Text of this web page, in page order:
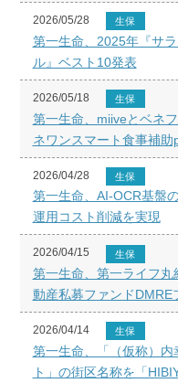
2026/05/28 生保
第一生命、2025年『サ
ル』ベスト10発表
2026/05/18 生保
第一生命、miiveとベネ
ネワンスマート食事補
2026/04/28 生保
第一生命、AI-OCR基盤
運用コスト削減を実現
2026/04/15 生保
第一生命、第一ライフ
動産私募ファンド
2026/04/14 生保
第一生命、「（仮称）
ト」の街区名称を「